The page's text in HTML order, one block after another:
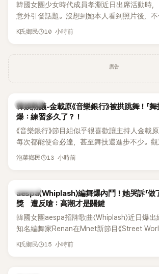
韓國女團少女時代成員孝淵近日出席活動時，
意外引發話題。沒想到她本人看到照片後，不
而親自把照片放上IG限時動態開玩笑，甚至幽
K氏鄉民 10 小時前
廣告
熱議討論
韓娛熱議-金載原《音樂銀行》被拱跳舞！「
爆：練習多久了？！
《音樂銀行》節目組似乎很喜歡讓主持人金載
每次都能使命必達，甚至舞技還進步不少。
單位對此樂此不疲。
泡菜鄉民 13 小時前
K-POP
aespa〈Whiplash〉編舞爆內鬥！她哭訴「做
獎 遭反嗆：高潮才是關鍵
韓國女團aespa招牌歌曲〈Whiplash〉近日爆出
知名編舞家Renan在Mnet新節目《Street
Directors' War》預告中，公開談及自己在〈
K氏鄉民 15 小時前